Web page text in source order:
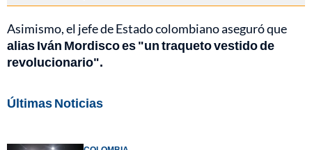
Asimismo, el jefe de Estado colombiano aseguró que
alias Iván Mordiscoes "un traqueto vestido de
revolucionario".
Últimas Noticias